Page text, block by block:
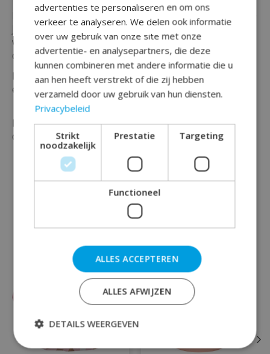
Bekijk dan zeker deze '' Borden Elegant Lush Blush 50
Jaar 23cm - 8 stuks '' welke geschikt zijn voor een
verjaardag, (thema) feest of voor sarah en abraham's
die deze mijlpaal vieren.
De borden zijn van papier met de afgebeelde cijfers
en tekst Happy 50 en zijn verpakt per 8 stuks.
Maak jouw feest compleet en bestel vandaag nog
deze oud-roze 50 borden bij Rainbow Feestshop!
Dit vind je misschien ook leuk
Items van productcarrousel
advertenties te personaliseren en om ons
verkeer te analyseren. We delen ook informatie
over uw gebruik van onze site met onze
advertentie- en analysepartners, die deze
kunnen combineren met andere informatie die u
aan hen heeft verstrekt of die zij hebben
verzameld door uw gebruik van hun diensten.
Privacybeleid
Strikt
noodzakelijk
Prestatie Targeting
Functioneel
ALLES ACCEPTEREN
ALLES AFWIJZEN
DETAILS WEERGEVEN